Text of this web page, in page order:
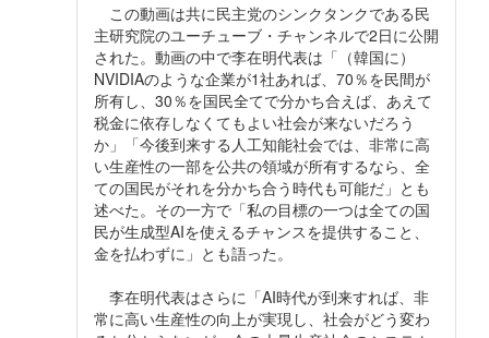
この動画は共に民主党のシンクタンクである民
主研究院のユーチューブ・チャンネルで2日に公開
された。動画の中で李在明代表は「（韓国に）
NVIDIAのような企業が1社あれば、70％を民間が
所有し、30％を国民全てで分かち合えば、あえて
税金に依存しなくてもよい社会が来ないだろう
か」「今後到来する人工知能社会では、非常に高
い生産性の一部を公共の領域が所有するなら、全
ての国民がそれを分かち合う時代も可能だ」とも
述べた。その一方で「私の目標の一つは全ての国
民が生成型AIを使えるチャンスを提供すること、
金を払わずに」とも語った。
李在明代表はさらに「AI時代が到来すれば、非
常に高い生産性の向上が実現し、社会がどう変わ